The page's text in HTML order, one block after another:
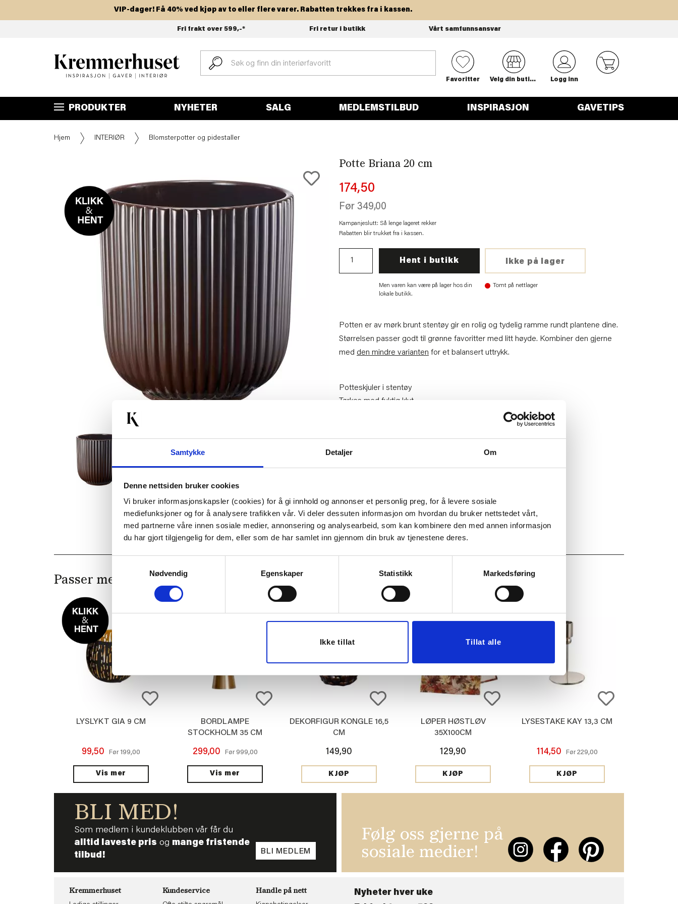
Samtykke Detaljer Om
Denne nettsiden bruker cookies
Vi bruker informasjonskapsler (cookies) for å gi innhold og annonser et personlig preg, for å levere sosiale
mediefunksjoner og for å analysere trafikken vår. Vi deler dessuten informasjon om hvordan du bruker nettstedet vårt,
med partnerne våre innen sosiale medier, annonsering og analysearbeid, som kan kombinere den med annen informasjon
du har gjort tilgjengelig for dem, eller som de har samlet inn gjennom din bruk av tjenestene deres.
Nødvendig
Egenskaper Statistikk Markedsføring
Ikke tillat Tillat alle
Hopp
VIP-dager! Få 40% ved kjøp av to eller flere varer. Rabatten trekkes fra i kassen.
Fri frakt over 599,-* Fri retur i butikk Vårt samfunnsansvar
0
Favoritter Velg din butikk Logg inn
PRODUKTER NYHETER SALG MEDLEMSTILBUD INSPIRASJON GAVETIPS
Hjem INTERIØR Blomsterpotter og pidestaller
Potte Briana 20 cm
174,50
Før 349,00
Kampanjeslutt: Så lenge lageret rekker
Rabatten blir trukket fra i kassen.
Ikke på lager
Hent i butikk
Tomt på nettlager
Men varen kan være på lager hos din
lokale butikk.
Potten er av mørk brunt stentøy gir en rolig og tydelig ramme rundt plantene dine.
Størrelsen passer godt til grønne favoritter med litt høyde. Kombiner den gjerne
med den mindre varianten for et balansert uttrykk.
Potteskjuler i stentøy
Tørkes med fuktig klut
Høyde:
Last ned bilde
Passer med
LYSLYKT GIA 9 CM
99,50 Før 199,00
Vis mer
BORDLAMPE
STOCKHOLM 35 CM
299,00 Før999,00
Vis mer
DEKORFIGUR KONGLE 16,5
CM
149,90
KJØP
LØPER HØSTLØV
35X100CM
129,90
KJØP
50%
LYSESTAKE KAY 13,3 CM
114,50 Før229,00
KJØP
BLI MED!
Som medlem i kundeklubben vår får du
alltid laveste pris og mange fristende
tilbud!
BLI MEDLEM
Følg oss gjerne på
sosiale medier!
Kremmerhuset
Kundeservice
Handle på nett
Nyheter hver uke